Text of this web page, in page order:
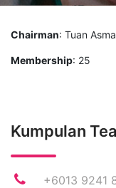
Chairman: Tuan
Membership: 25
Kumpulan
+6013 9241